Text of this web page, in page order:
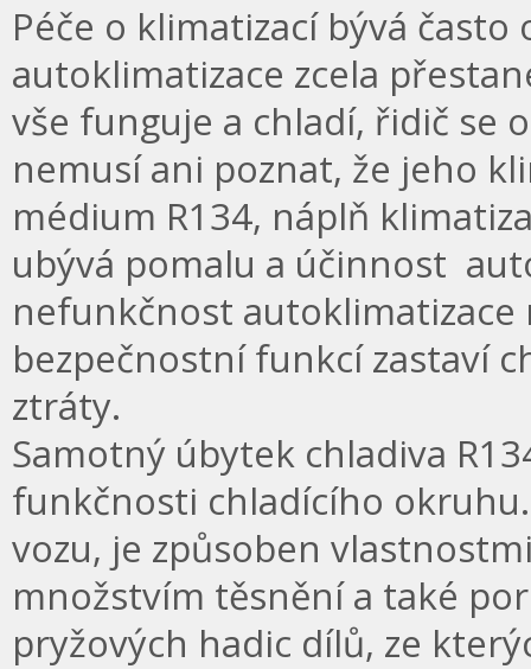
Péče o klimatizací bývá
autoklimatizace zcela
vše funguje a chladí, řidič se
nemusí ani poznat, že jeho
médium R134, náplň
ubývá pomalu a účinnost
nefunkčnost autoklimatizace
bezpečnostní funkcí zastaví
ztráty.
Samotný úbytek chladiva
funkčnosti chladícího
vozu, je způsoben
množstvím těsnění a také
pryžových hadic dílů, ze